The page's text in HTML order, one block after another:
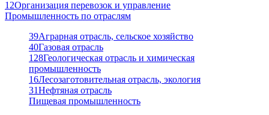
12Организация перевозок и управление
Промышленность по отраслям
39Аграрная отрасль, сельское хозяйство
40Газовая отрасль
128Геологическая отрасль и химическая
промышленность
16Лесозаготовительная отрасль, экология
31Нефтяная отрасль
Пищевая промышленность